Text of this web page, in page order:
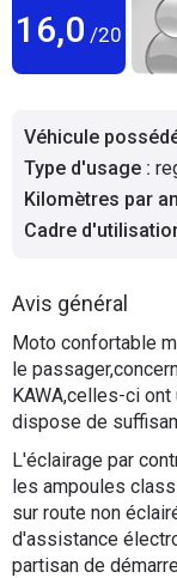
Avis
Forum
Scooters
&
125
Services
Auto
16,0 /20
Véhicule
Type d'usage :
Kilomètres par an
Cadre
Avis général
Moto confortable
le
KAWA,celles-ci
dispose de
L'éclairage par
les ampoules
sur route non
d'assistance
partisan de